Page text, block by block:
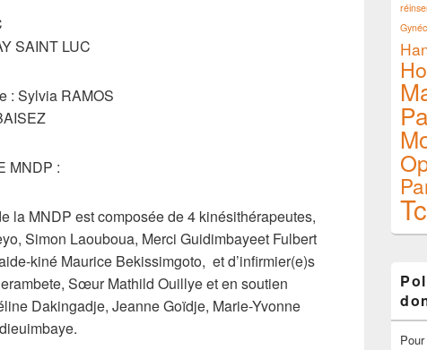
SAINT LUC
: Sylvia RAMOS
MNDP :
la MNDP est composée de 4 kinésithérapeutes,
Simon Laouboua, Merci Guidimbayeet Fulbert
kiné Maurice Bekissimgoto, et d’infirmier(e)s
Sœur Mathild Ouillye et en soutien
Dakingadje, Jeanne Goïdje, Marie-Yvonne